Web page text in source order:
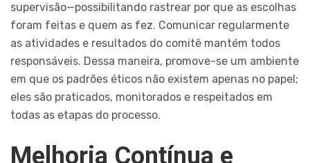
supervisão—possibilitando rastrear por que as escolhas
foram feitas e quem as fez. Comunicar regularmente
as atividades e resultados do comitê mantém todos
responsáveis. Dessa maneira, promove-se um ambiente
em que os padrões éticos não existem apenas no papel;
eles são praticados, monitorados e respeitados em
todas as etapas do processo.
Melhoria Contínua e